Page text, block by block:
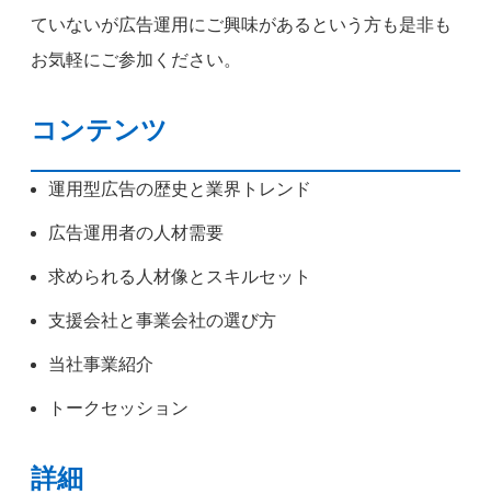
ていないが広告運用にご興味があるという方も是非も
お気軽にご参加ください。
コンテンツ
運用型広告の歴史と業界トレンド
広告運用者の人材需要
求められる人材像とスキルセット
支援会社と事業会社の選び方
当社事業紹介
トークセッション
詳細